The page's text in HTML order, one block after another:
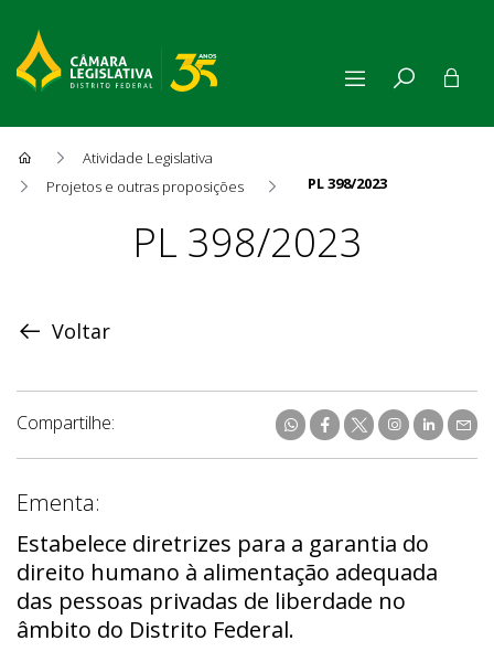
Atividade Legislativa
Projetos e outras proposições
PL 398/2023
ProposiçãoPL 398/2023
Voltar
Compartilhe:
Ementa:
Estabelece diretrizes para a garantia do
direito humano à alimentação adequada
das pessoas privadas de liberdade no
âmbito do Distrito Federal.